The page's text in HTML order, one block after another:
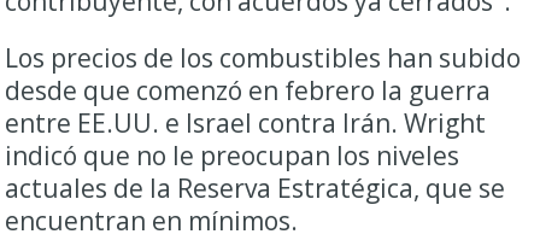
Los precios de los combustibles han subido
desde que comenzó en febrero la guerra
entre EE.UU. e Israel contra Irán. Wright
indicó que no le preocupan los niveles
actuales de la Reserva Estratégica, que se
encuentran en mínimos.